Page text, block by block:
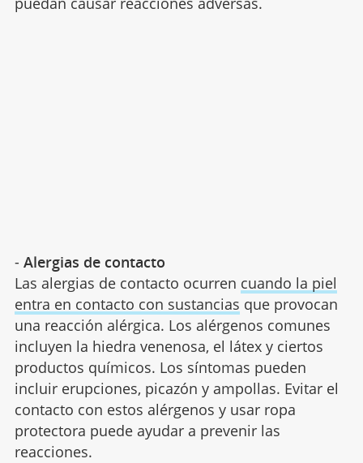
- Alergias de contacto
Las alergias de contacto ocurren cuando la piel
entra en contacto con sustancias que provocan
una reacción alérgica. Los alérgenos comunes
incluyen la hiedra venenosa, el látex y ciertos
productos químicos. Los síntomas pueden
incluir erupciones, picazón y ampollas. Evitar el
contacto con estos alérgenos y usar ropa
protectora puede ayudar a prevenir las
reacciones.